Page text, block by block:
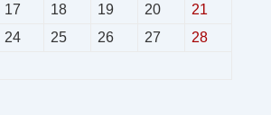
17 18 19 20
21
24 25 26 27
28